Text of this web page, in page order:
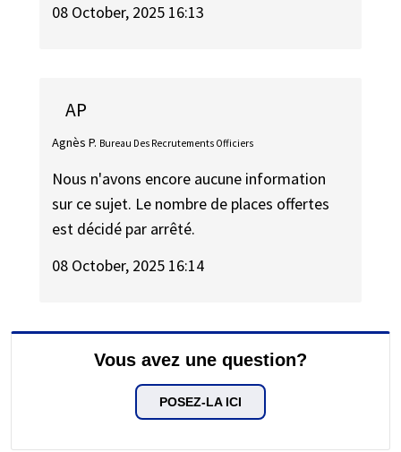
08 October, 2025 16:13
AP
Agnès P. Bureau Des Recrutements Officiers
Nous n'avons encore aucune information
sur ce sujet. Le nombre de places offertes
est décidé par arrêté.
08 October, 2025 16:14
Vous avez une question?
POSEZ-LA ICI